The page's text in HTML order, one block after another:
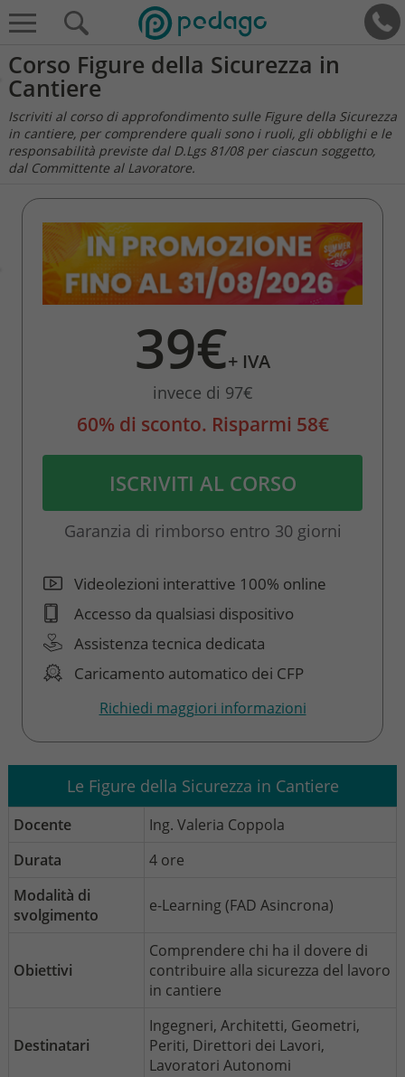
Corso Figure della Sicurezza in
Cantiere
Iscriviti al corso di approfondimento sulle Figure della Sicurezza
in cantiere, per comprendere quali sono i ruoli, gli obblighi e le
responsabilità previste dal D.Lgs 81/08 per ciascun soggetto,
dal Committente al Lavoratore.
39€+ IVA
invece di 97€
60% di sconto. Risparmi 58€
ISCRIVITI AL CORSO
Garanzia di rimborso entro 30 giorni
Videolezioni interattive 100% online
Accesso da qualsiasi dispositivo
Assistenza tecnica dedicata
Caricamento automatico dei CFP
Richiedi maggiori informazioni
Le Figure della Sicurezza in Cantiere
Docente
Ing. Valeria Coppola
Durata
4 ore
Modalità di
svolgimento
e-Learning (FAD Asincrona)
Obiettivi
Comprendere chi ha il dovere di
contribuire alla sicurezza del lavoro
in cantiere
Destinatari
Ingegneri, Architetti, Geometri,
Periti, Direttori dei Lavori,
Lavoratori Autonomi